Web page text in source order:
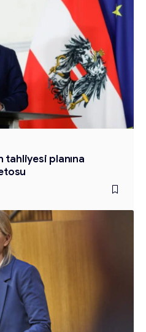
planına